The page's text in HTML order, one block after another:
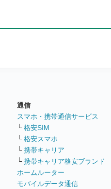
通信
スマホ・携帯通信サービス
└ 格安SIM
└ 格安スマホ
└ 携帯キャリア
└ 携帯キャリア格安ブランド
ホームルーター
モバイルデータ通信